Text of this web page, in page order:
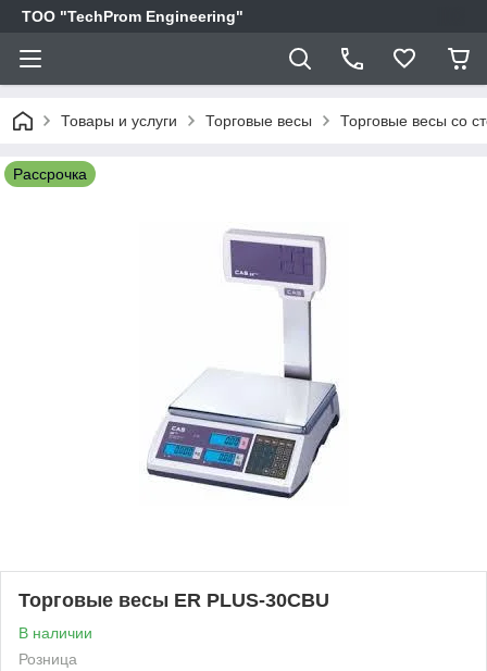
ТОО "TechProm Engineering"
Товары и услуги Торговые весы Торговые весы со
Рассрочка
Торговые весы ER PLUS-30CBU
В наличии
Розница